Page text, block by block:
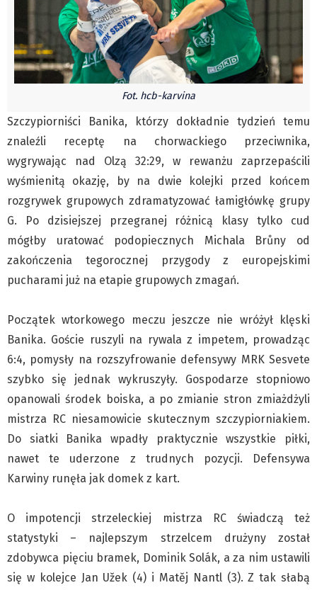
Polska
Świat
Kongres Polaków
Sejmiki Gminne 2024
Placówki dyplomatyczne w CZ
English Voice
Kultura
Recenzje
Pop Art
Wydarzenia
Nasze biblioteki
Publicystyka
Pre-teksty i kon-teksty Łęckiego
Na posiónku pisane Milerskiego (archiwum)
Na granicy Księstwa Drobika (archiwum)
Podróże małe i duże Skałki
Historia
Wywiady
Rodziny wielodzietne
Młodzi
Przedszkola
Szkoły podstawowe
Szkoły średnie
Fot. hcb-karvina
Szczypiorniści Banika, którzy dokładnie tydzień temu
znaleźli receptę na chorwackiego przeciwnika,
wygrywając nad Olzą 32:29, w rewanżu zaprzepaścili
wyśmienitą okazję, by na dwie kolejki przed końcem
rozgrywek grupowych zdramatyzować łamigłówkę grupy
G. Po dzisiejszej przegranej różnicą klasy tylko cud
mógłby uratować podopiecznych Michala Brůny od
zakończenia tegorocznej przygody z europejskimi
pucharami już na etapie grupowych zmagań.
Początek wtorkowego meczu jeszcze nie wróżył klęski
Banika. Goście ruszyli na rywala z impetem, prowadząc
6:4, pomysły na rozszyfrowanie defensywy MRK Sesvete
szybko się jednak wykruszyły. Gospodarze stopniowo
opanowali środek boiska, a po zmianie stron zmiażdżyli
mistrza RC niesamowicie skutecznym szczypiorniakiem.
Do siatki Banika wpadły praktycznie wszystkie piłki,
nawet te uderzone z trudnych pozycji. Defensywa
Karwiny runęła jak domek z kart.
O impotencji strzeleckiej mistrza RC świadczą też
statystyki – najlepszym strzelcem drużyny został
zdobywca pięciu bramek, Dominik Solák, a za nim ustawili
się w kolejce Jan Užek (4) i Matěj Nantl (3). Z tak słabą